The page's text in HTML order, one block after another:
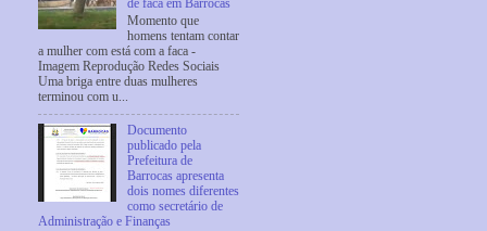
de faca em Barrocas
Momento que
homens tentam contar
a mulher com está com a faca -
Imagem Reprodução Redes Sociais
Uma briga entre duas mulheres
terminou com u...
Documento
publicado pela
Prefeitura de
Barrocas apresenta
dois nomes diferentes
como secretário de
Administração e Finanças